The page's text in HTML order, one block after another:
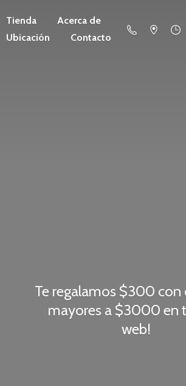
Tienda
Acerca de
Ubicación
Contacto
Te regalamos $300 con
mayores a $3000 en
web!